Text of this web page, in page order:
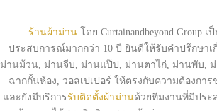
ผ้า
ม่าน
ร้านผ้าม่านโดย Curtainandbeyond Group เ
ประสบการณ์มากกว่า 10 ปี ยินดีให้รับคำปรึกษาเ
ม่านม้วน, ม่านจีบ, ม่านแป๊ป, ม่านตาไก่, ม่านพับ,
ฉากกั้นห้อง, วอลเปเปอร์ ให้ตรงกับความต้องกา
และยังมีบริการรับติดตั้งผ้าม่านด้วยทีมงานที่มีประ